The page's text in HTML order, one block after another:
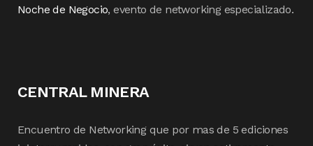
Noche de Negocio, evento de networking especializado.
CENTRAL MINERA
Encuentro de Networking que por mas de 5 ediciones